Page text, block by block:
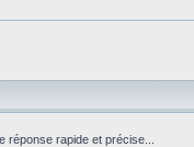
réponse rapide et précise...